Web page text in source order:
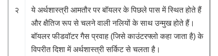
२
ये अर्थशास्त्री आमतौर पर बॉयलर के पिछले पास में स्थित होते हैं
और क्षैतिज रूप से चलने वाली नलियों के साथ उन्मुख होते हैं।
बॉयलर फीडवॉटर गैस प्रवाह (जिसे काउंटरफ्लो कहा जाता है) के
विपरीत दिशा में अर्थशास्त्री सर्किट से चलता है।